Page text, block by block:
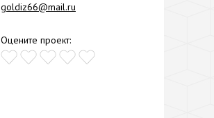
goldiz66@mail.ru
Оцените проект: